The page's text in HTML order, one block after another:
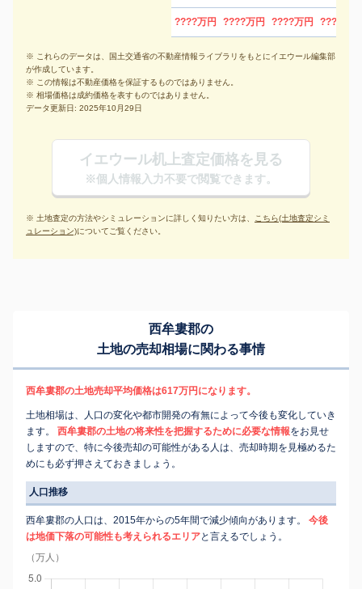
????万円 ????万円 ????万円 ????万円
※ これらのデータは、国土交通省の不動産情報ライブラリをもとにイエウール編集部
が作成しています。
※ この情報は不動産価格を保証するものではありません。
※ 相場価格は成約価格を表すものではありません。
データ更新日: 2025年10月29日
イエウール机上査定価格を見る
※個人情報入力不要で閲覧できます。
※ 土地査定の方法やシミュレーションに詳しく知りたい方は、 こちら(土地査定シミ
ュレーション)についてご覧ください。
西牟婁郡の
土地の売却相場に関わる事情
西牟婁郡の土地売却平均価格は617万円になります。
土地相場は、人口の変化や都市開発の有無によって今後も変化していき
ます。
西牟婁郡の土地の将来性を把握するために必要な情報をお見せ
しますので、特に今後売却の可能性がある人は、売却時期を見極めるた
めにも必ず押さえておきましょう。
人口推移
西牟婁郡の人口は、2015年からの5年間で減少傾向があります。
今後
は地価下落の可能性も考えられるエリアと言えるでしょう。
（万人）